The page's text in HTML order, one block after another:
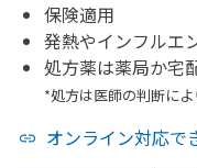
保険適用
発熱やインフルエ
処方薬は薬局か宅
*処方は医師の判断に
オンライン対応で